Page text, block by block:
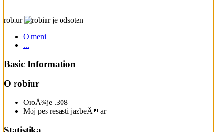
robiur
O meni
...
Basic Information
O robiur
OroÅ¾je .308
Moj pes resasti jazbeÄar
Statistika